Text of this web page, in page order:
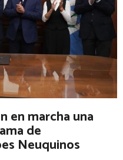
en marcha una
de
Neuquinos